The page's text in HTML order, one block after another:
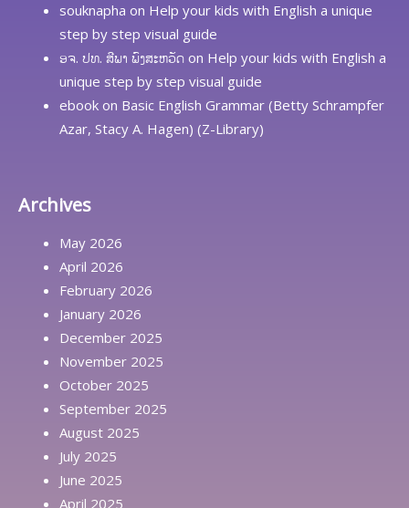
souknapha on Help your kids with English a unique
step by step visual guide
ອຈ. ປທ. ສີພາ ພົງສະຫວັດ on Help your kids with English a
unique step by step visual guide
ebook on Basic English Grammar (Betty Schrampfer
Azar, Stacy A. Hagen) (Z-Library)
Archives
May 2026
April 2026
February 2026
January 2026
December 2025
November 2025
October 2025
September 2025
August 2025
July 2025
June 2025
April 2025